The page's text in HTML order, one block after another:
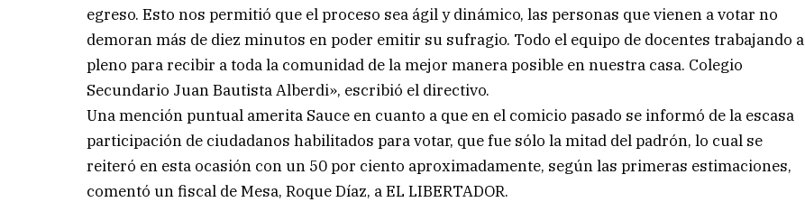
egreso. Esto nos permitió que el proceso sea ágil y dinámico, las personas que vienen a votar no
demoran más de diez minutos en poder emitir su sufragio. Todo el equipo de docentes trabajando a
pleno para recibir a toda la comunidad de la mejor manera posible en nuestra casa. Colegio
Secundario Juan Bautista Alberdi», escribió el directivo.
Una mención puntual amerita Sauce en cuanto a que en el comicio pasado se informó de la escasa
participación de ciudadanos habilitados para votar, que fue sólo la mitad del padrón, lo cual se
reiteró en esta ocasión con un 50 por ciento aproximadamente, según las primeras estimaciones,
comentó un fiscal de Mesa, Roque Díaz, a EL LIBERTADOR.